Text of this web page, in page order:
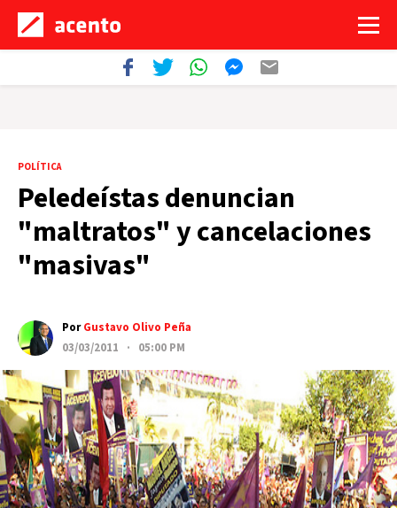
POLÍTICA
Peledeístas denuncian
"maltratos" y cancelaciones
"masivas"
PorGustavo Olivo Peña
03/03/2011 · 05:00 PM